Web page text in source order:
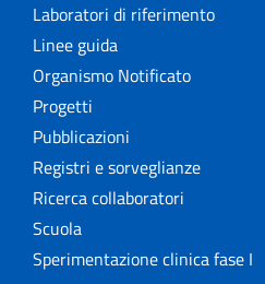
Laboratori di riferimento
Linee guida
Organismo Notificato
Progetti
Pubblicazioni
Registri e sorveglianze
Ricerca collaboratori
Scuola
Sperimentazione clinica fase I